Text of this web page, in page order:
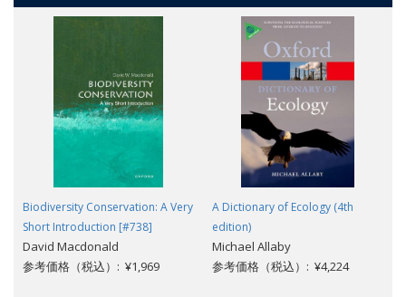
Biodiversity Conservation: A Very
Short Introduction [#738]
David Macdonald
参考価格（税込）: ¥1,969
A Dictionary of Ecology (4th
edition)
Michael Allaby
参考価格（税込）: ¥4,224